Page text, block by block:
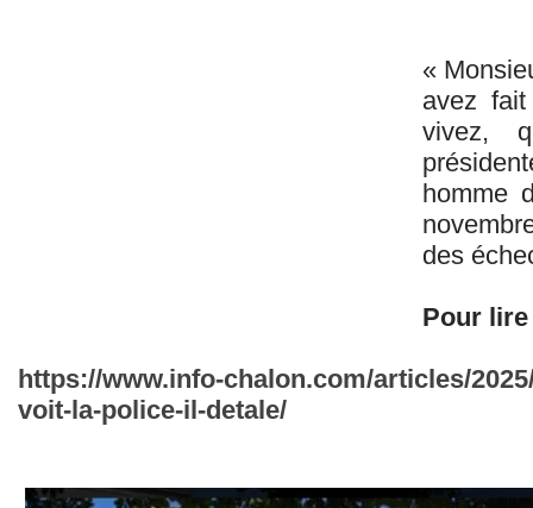
«
avez
vivez,
homme
des
Pour
https://www.info-chalon.com/articles/
voit-la-police-il-detale/